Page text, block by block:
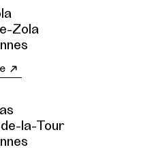
Zola
la-Tour